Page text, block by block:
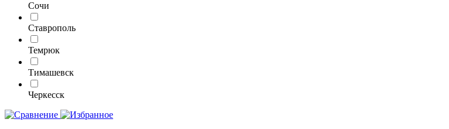
Сочи
Ставрополь
Темрюк
Тимашевск
Черкесск